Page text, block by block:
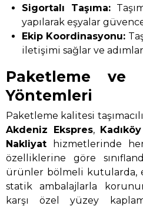
Sigortalı Taşıma:
yapılarak eşyalar
Ekip Koordinasyonu:
iletişimi sağlar ve
Paketleme ve
Yöntemleri
Paketleme kalitesi
Akdeniz Ekspres,
Nakliyat hizmetlerinde
özelliklerine göre
ürünler bölmeli kutularda,
statik ambalajlarla
karşı özel yüzey